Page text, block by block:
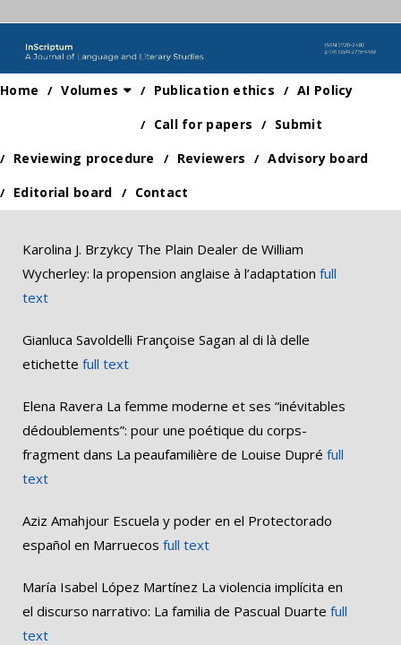
Home Volumes Publication ethics
AI Policy
Call for papers
Submit
Reviewing procedure
Reviewers
Advisory board
Editorial board
Contact
Karolina J. Brzykcy The Plain Dealer de William
Wycherley: la propension anglaise à l’adaptation full
text
Gianluca Savoldelli Françoise Sagan al di là delle
etichette full text
Elena Ravera La femme moderne et ses “inévitables
dédoublements”: pour une poétique du corps-
fragment dans La peaufamilière de Louise Dupré full
text
Aziz Amahjour Escuela y poder en el Protectorado
español en Marruecos full text
María Isabel López Martínez La violencia implícita en
el discurso narrativo: La familia de Pascual Duarte full
text